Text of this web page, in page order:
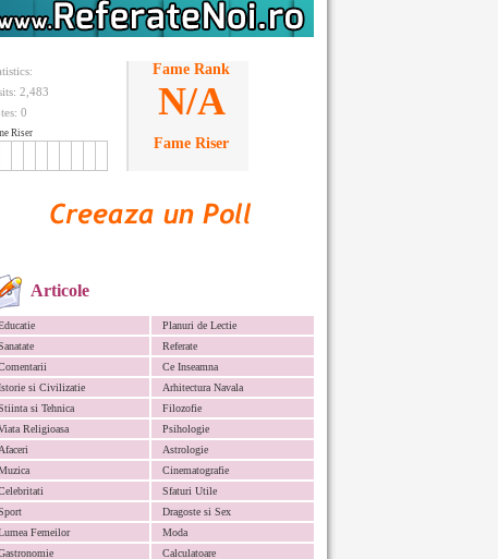
2,483
0
Riser
Fame Rank
N/A
Fame Riser
Articole
Planuri de Lectie
Referate
Ce Inseamna
si Civilizatie
Arhitectura Navala
si Tehnica
Filozofie
Religioasa
Psihologie
Afaceri
Astrologie
Cinematografie
Sfaturi Utile
Dragoste si Sex
Femeilor
Moda
Calculatoare